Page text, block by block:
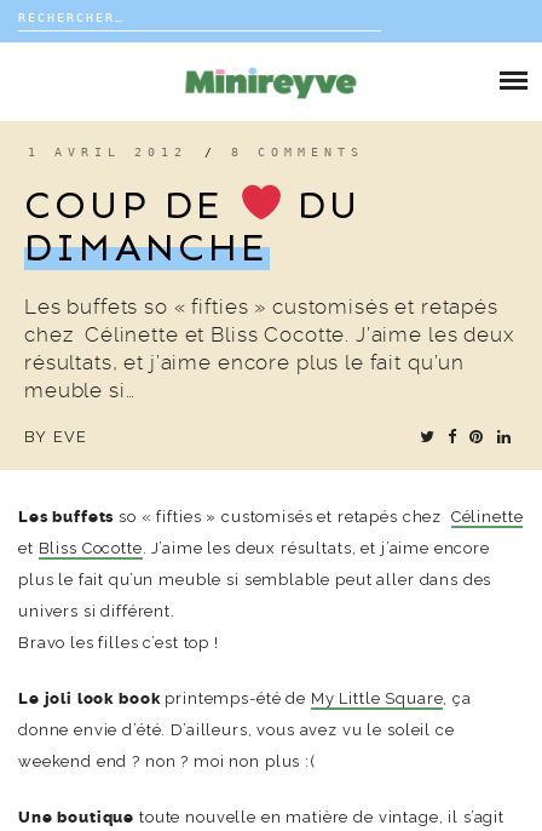
Rechercher :
DÉCO
VOYAGE
COUP DE COEUR
1 AVRIL 2012 / 8 COMMENTS
COUP DE
DU
DIMANCHE
Les buffets so « fifties » customisés et retapés
chez Célinette et Bliss Cocotte. J’aime les deux
résultats, et j’aime encore plus le fait qu’un
meuble si…
BY EVE
Les buffetsso « fifties » customisés et retapés chez Célinette
et Bliss Cocotte. J’aime les deux résultats, et j’aime encore
plus le fait qu’un meuble si semblable peut aller dans des
univers si différent.
Bravo les filles c’est top !
Le joli look bookprintemps-été de My Little Square, ça
donne envie d’été. D’ailleurs, vous avez vu le soleil ce
weekend end ? non ? moi non plus :(
Une boutique toute nouvelle en matière de vintage, il s’agit